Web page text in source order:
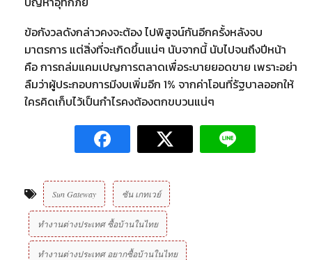
ข้อกังวลดังกล่าวคงจะต้อง ไปพิสูจน์กันอีกครั้งหลังจบ
มาตรการ แต่สิ่งที่จะเกิดขึ้นแน่ๆ นับจากนี้ นับไปจนถึงปีหน้า
คือ การถล่มแคมเปญการตลาดเพื่อระบายยอดขาย เพราะอย่า
ลืมว่าผู้ประกอบการมีงบเพิ่มอีก 1% จากค่าโอนที่รัฐบาลออกให้
ใครคิดเก็บไว้เป็นกำไรคงต้องตกขบวนแน่ๆ
Sun Gateway ซัน เกทเวย์
ทำงานต่างประเทศ ซื้อบ้านในไทย
ทำงานต่างประเทศ อยากซื้อบ้านในไทย